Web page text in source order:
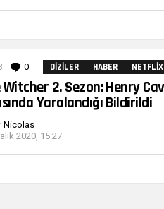
0 Yorumlar
DIZILER HABER NETFLIX
Witcher 2. Sezon: Henry
Yaralandığı Bildirildi
Nicolas
2020, 15:27